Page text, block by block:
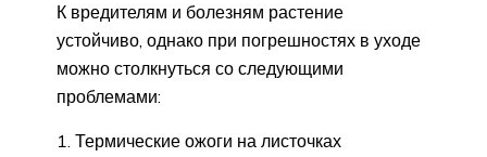
К вредителям и болезням растение
устойчиво, однако при погрешностях в уходе
можно столкнуться со следующими
проблемами:
Термические ожоги на листочках